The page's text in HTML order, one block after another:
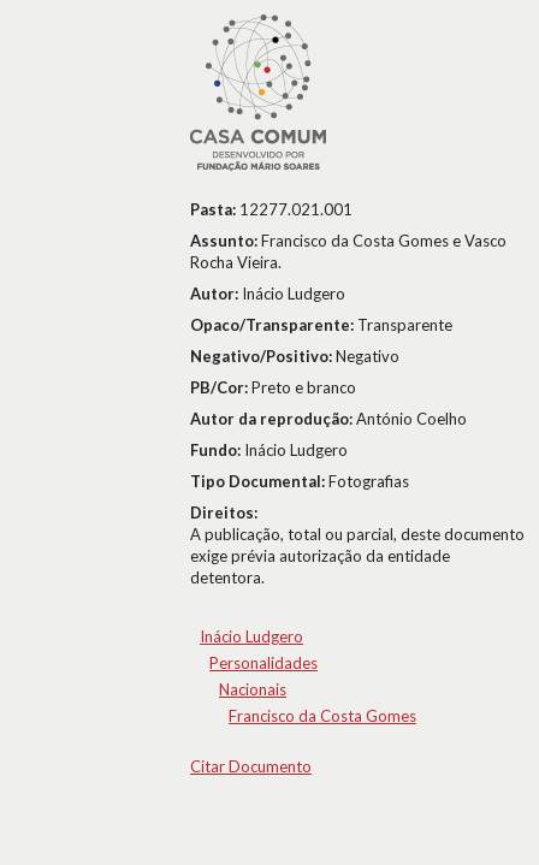
Pasta: 12277.021.001
Assunto:Francisco da Costa Gomes e Vasco
Rocha Vieira.
Autor: Inácio Ludgero
Opaco/Transparente: Transparente
Negativo/Positivo:Negativo
PB/Cor:Preto e branco
Autor da reprodução:António Coelho
Fundo: Inácio Ludgero
Tipo Documental:Fotografias
Direitos:
A publicação, total ou parcial, deste documento
exige prévia autorização da entidade
detentora.
Inácio Ludgero
Personalidades
Nacionais
Francisco da Costa Gomes
Citar Documento